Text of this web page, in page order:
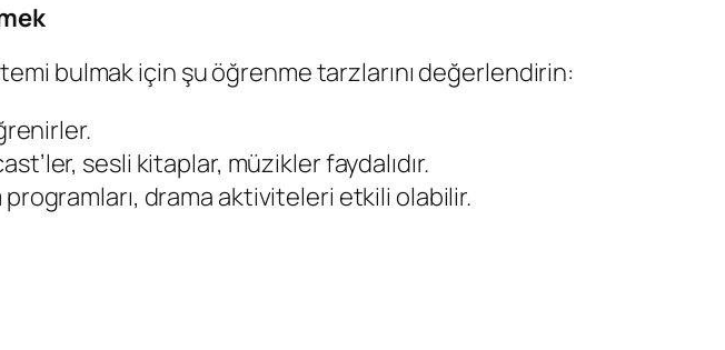
bulmak için şu öğrenme tarzlarını değerlendirin:
sesli kitaplar, müzikler faydalıdır.
drama aktiviteleri etkili olabilir.